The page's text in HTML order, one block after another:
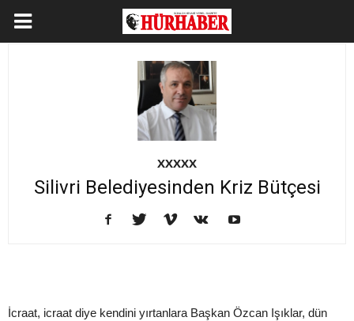
XXXXX
Silivri Belediyesinden Kriz Bütçesi
İcraat, icraat diye kendini yırtanlara Başkan Özcan Işıklar, dün